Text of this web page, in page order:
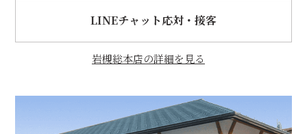
LINEチャット応対・接客
岩槻総本店の詳細を見る